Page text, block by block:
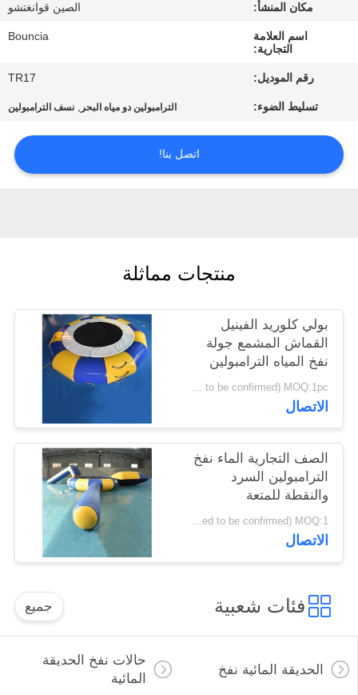
المعمل
مراقبة
الجودة
اتصل
بنا
خريطة
الموقع
PRIVACY
POLICY
مكان المنشأ: الصين قوانغتشو
اسم العلامة
التجارية:
Bouncia
رقم الموديل: TR17
تسليط الضوء: الترامبولين دو مياه البحر , نسف الترامبولين
اتصل بنا!
منتجات مماثلة
بولي كلوريد الفينيل
القماش المشمع جولة
نفخ المياه الترامبولين
دائم مع هيكل الربيع
USD1100-1400/piece( price just for reference, detailed prices need to be confirmed) MOQ:1pc
الاتصال
الصف التجارية الماء نفخ
الترامبولين السرد
والنقطة للمتعة
USD1300-1730/set( price just for reference, detailed prices need to be confirmed) MOQ:1 مجموعة
الاتصال
فئات شعبية جميع
الحديقة المائية نفخ
حالات نفخ الحديقة
المائية